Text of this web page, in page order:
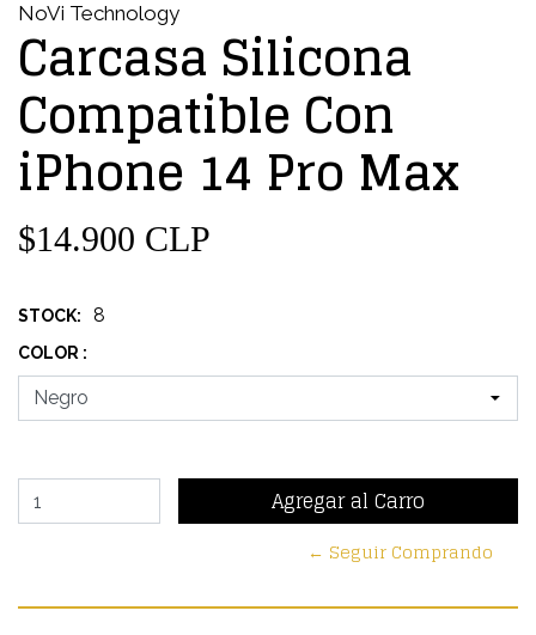
NoVi Technology
Carcasa Silicona
Compatible Con
iPhone 14 Pro Max
$14.900 CLP
STOCK: 8
COLOR :
← Seguir Comprando